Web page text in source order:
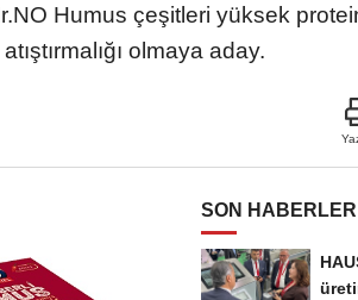
Humus çeşitleri yüksek
olmaya aday.
SON HABERLER